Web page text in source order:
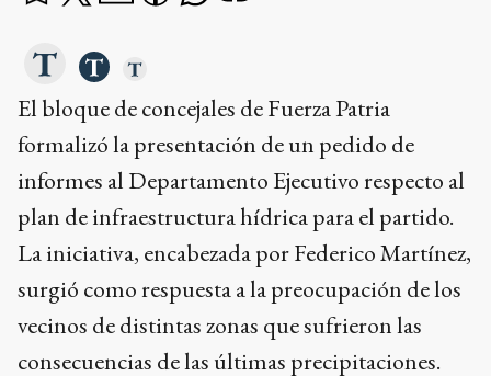
El bloque de concejales de Fuerza Patria
formalizó la presentación de un pedido de
informes al Departamento Ejecutivo respecto al
plan de infraestructura hídrica para el partido.
La iniciativa, encabezada por Federico Martínez,
surgió como respuesta a la preocupación de los
vecinos de distintas zonas que sufrieron las
consecuencias de las últimas precipitaciones.